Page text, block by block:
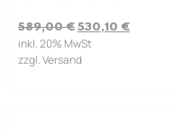
589,00€ 530,10 €
inkl. 20% MwSt
zzgl. Versand